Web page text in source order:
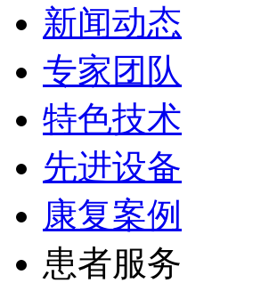
新闻动态
专家团队
特色技术
先进设备
康复案例
患者服务